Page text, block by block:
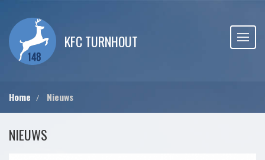
KFC TURNHOUT
Home Nieuws
NIEUWS